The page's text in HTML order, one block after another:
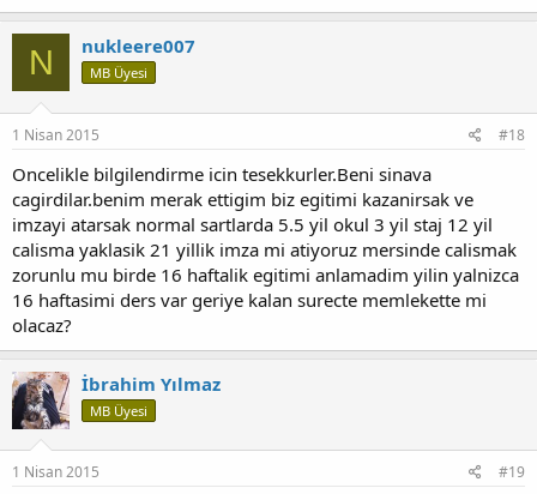
N nukleere007
MB Üyesi
1 Nisan 2015 #18
Oncelikle bilgilendirme icin tesekkurler.Beni sinava
cagirdilar.benim merak ettigim biz egitimi kazanirsak ve
imzayi atarsak normal sartlarda 5.5 yil okul 3 yil staj 12 yil
calisma yaklasik 21 yillik imza mi atiyoruz mersinde calismak
zorunlu mu birde 16 haftalik egitimi anlamadim yilin yalnizca
16 haftasimi ders var geriye kalan surecte memlekette mi
olacaz?
İbrahim Yılmaz
MB Üyesi
1 Nisan 2015 #19